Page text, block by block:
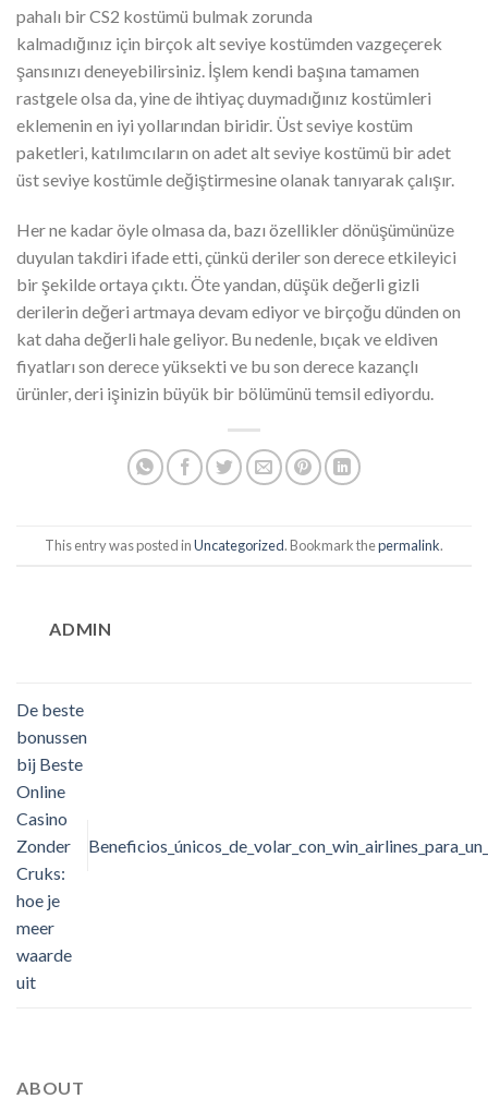
pahalı bir CS2 kostümü bulmak zorunda
kalmadığınız için birçok alt seviye kostümden vazgeçerek
şansınızı deneyebilirsiniz. İşlem kendi başına tamamen
rastgele olsa da, yine de ihtiyaç duymadığınız kostümleri
eklemenin en iyi yollarından biridir. Üst seviye kostüm
paketleri, katılımcıların on adet alt seviye kostümü bir adet
üst seviye kostümle değiştirmesine olanak tanıyarak çalışır.
Her ne kadar öyle olmasa da, bazı özellikler dönüşümünüze
duyulan takdiri ifade etti, çünkü deriler son derece etkileyici
bir şekilde ortaya çıktı. Öte yandan, düşük değerli gizli
derilerin değeri artmaya devam ediyor ve birçoğu dünden on
kat daha değerli hale geliyor. Bu nedenle, bıçak ve eldiven
fiyatları son derece yüksekti ve bu son derece kazançlı
ürünler, deri işinizin büyük bir bölümünü temsil ediyordu.
This entry was posted inUncategorized. Bookmark thepermalink.
ADMIN
De beste
bonussen
bij Beste
Online
Casino
Zonder
Cruks:
hoe je
meer
waarde
uit
ABOUT